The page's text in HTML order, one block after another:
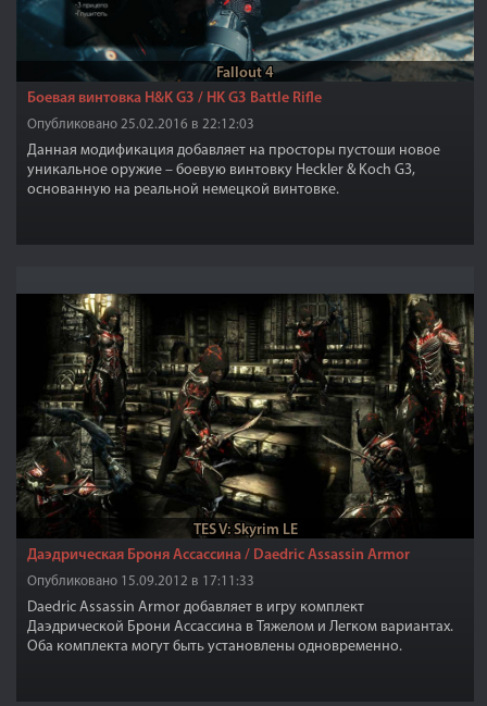
Fallout 4
Боевая винтовка H&K G3 / HK G3 Battle Rifle
Опубликовано 25.02.2016 в 22:12:03
Данная модификация добавляет на просторы пустоши новое
уникальное оружие – боевую винтовку Heckler & Koch G3,
основанную на реальной немецкой винтовке.
TES V: Skyrim LE
Даэдрическая Броня Ассассина / Daedric Assassin Armor
Опубликовано 15.09.2012 в 17:11:33
Daedric Assassin Armor добавляет в игру комплект
Даэдрической Брони Ассассина в Тяжелом и Легком вариантах.
Оба комплекта могут быть установлены одновременно.